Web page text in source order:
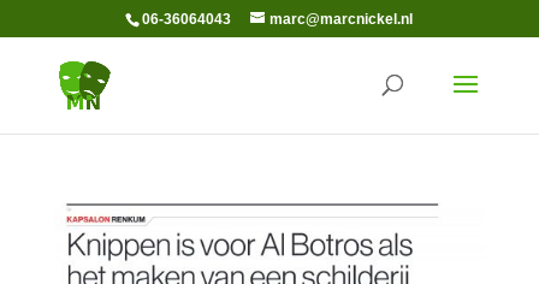
06-36064043 marc@marcnickel.nl